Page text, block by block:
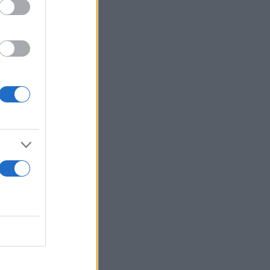
στη
στα